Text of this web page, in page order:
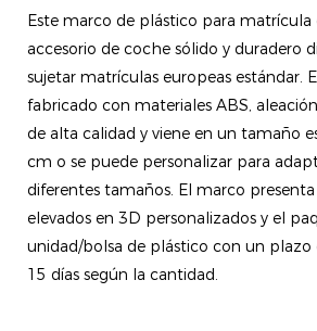
Este marco de plástico para matrícula
accesorio de coche sólido y duradero
sujetar matrículas europeas estándar.
fabricado con materiales ABS,
de alta calidad y viene en un tamaño
cm o se puede personalizar para
diferentes tamaños. El marco
elevados en 3D personalizados y el
unidad/bolsa de plástico con un plazo
15 días según la cantidad.